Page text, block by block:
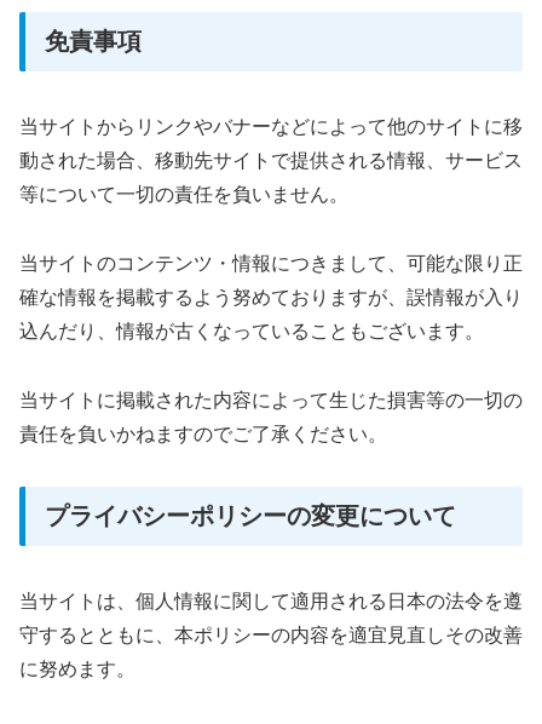
免責事項
当サイトからリンクやバナーなどによって他のサイトに移
動された場合、移動先サイトで提供される情報、サービス
等について一切の責任を負いません。
当サイトのコンテンツ・情報につきまして、可能な限り正
確な情報を掲載するよう努めておりますが、誤情報が入り
込んだり、情報が古くなっていることもございます。
当サイトに掲載された内容によって生じた損害等の一切の
責任を負いかねますのでご了承ください。
プライバシーポリシーの変更について
当サイトは、個人情報に関して適用される日本の法令を遵
守するとともに、本ポリシーの内容を適宜見直しその改善
に努めます。